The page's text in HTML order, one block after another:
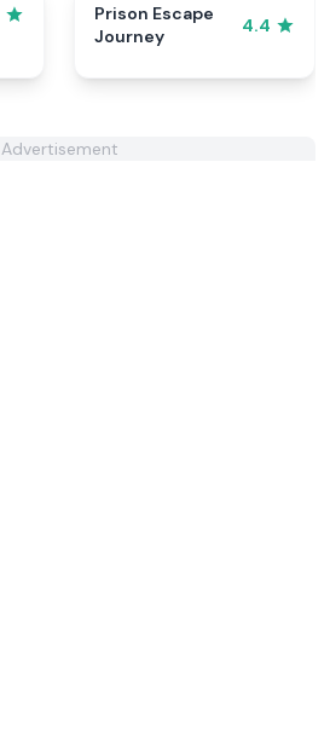
Prison Escape
Journey
4.4
Advertisement